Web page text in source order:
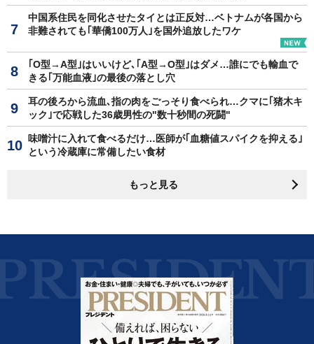
中国系住民を同化させたタイとは正反対…ベトナムが各国から
非難されても｢華僑100万人｣を国外追放したワケ
｢O型→A型｣はいいけど､｢A型→O型｣はダメ…誰にでも輸血で
きる｢万能血液｣の最後の落とし穴
耳の後ろから流血､指の肉をごっそり食べられ…クマに｢猪木キ
ック｣で応戦した36歳男性の"数十秒間の死闘"
味噌汁に入れて食べるだけ…医師が｢血糖値スパイクを抑える｣
という冷蔵庫に常備したい食材
もっと見る